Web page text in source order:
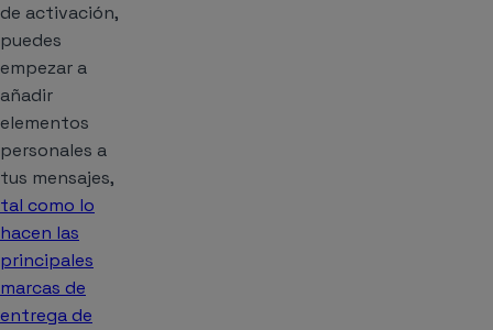
de activación,
puedes
empezar a
añadir
elementos
personales a
tus mensajes,
tal como lo
hacen las
principales
marcas de
entrega de